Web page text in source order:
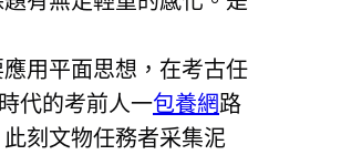
用平面思想，在考古任
代的考前人一包養網路
刻文物任務者采集泥